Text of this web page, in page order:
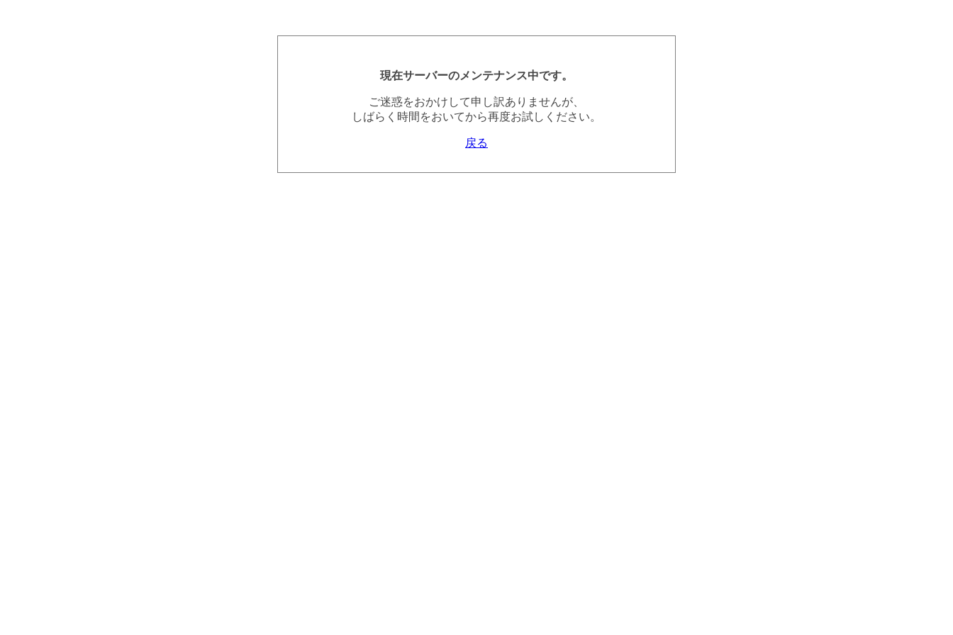
現在サーバーのメンテナンス中です。
ご迷惑をおかけして申し訳ありませんが、
しばらく時間をおいてから再度お試しください。
戻る